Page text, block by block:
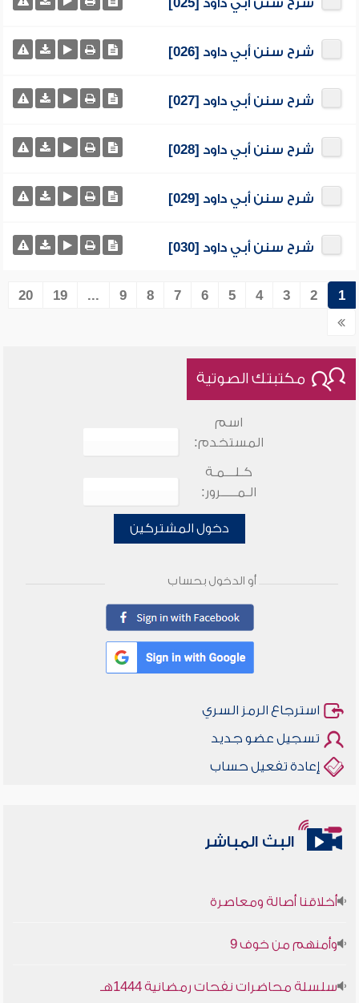
شرح سنن أبي داود [025]
شرح سنن أبي داود [026]
شرح سنن أبي داود [027]
شرح سنن أبي داود [028]
شرح سنن أبي داود [029]
شرح سنن أبي داود [030]
1
2
3
4
5
6
7
8
9
...
19
20
مكتبتك الصوتية
اسم
المستخدم:
كـلـــمـة
الـمـــــرور:
دخول المشتركين
أو الدخول بحساب
استرجاع الرمز السري
تسجيل عضو جديد
إعادة تفعيل حساب
البث المباشر
أخلاقنا أصالة ومعاصرة
وأمنهم من خوف 9
سلسلة محاضرات نفحات رمضانية 1444هـ